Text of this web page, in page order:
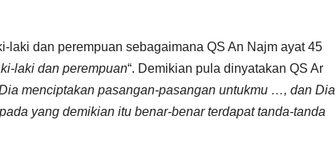
dan perempuan sebagaimana QS An Najm ayat 45
laki dan perempuan“. Demikian pula dinyatakan QS Ar
menciptakan pasangan-pasangan untukmu …, dan Dia
yang demikian itu benar-benar terdapat tanda-tanda